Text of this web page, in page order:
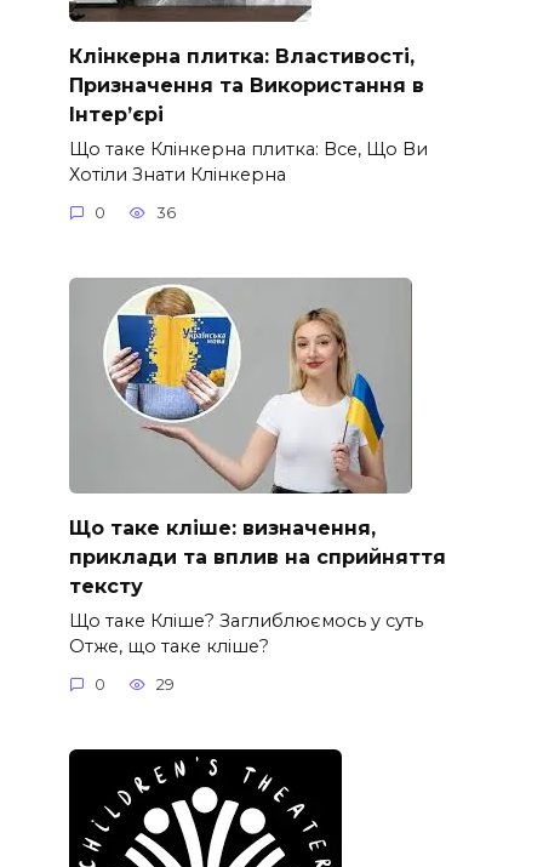
Клінкерна плитка: Властивості,
Призначення та Використання в
Інтер’єрі
Що таке Клінкерна плитка: Все, Що Ви
Хотіли Знати Клінкерна
0 36
Що таке кліше: визначення,
приклади та вплив на сприйняття
тексту
Що таке Кліше? Заглиблюємось у суть
Отже, що таке кліше?
0 29